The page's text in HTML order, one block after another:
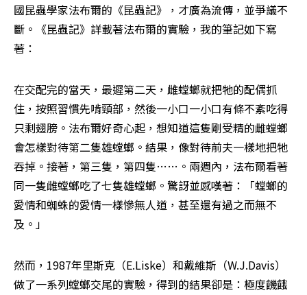
國昆蟲學家法布爾的《昆蟲記》，才廣為流傳，並爭議不
斷。《昆蟲記》詳載著法布爾的實驗，我的筆記如下寫
著：
在交配完的當天，最遲第二天，雌螳螂就把牠的配偶抓
住，按照習慣先啃頸部，然後一小口一小口有條不紊吃得
只剩翅膀。法布爾好奇心起，想知道這隻剛受精的雌螳螂
會怎樣對待第二隻雄螳螂。結果，像對待前夫一樣地把牠
吞掉。接著，第三隻，第四隻……。兩週內，法布爾看著
同一隻雌螳螂吃了七隻雄螳螂。驚訝並感嘆著：「螳螂的
愛情和蜘蛛的愛情一樣慘無人道，甚至還有過之而無不
及。」
然而，1987年里斯克（E.Liske）和戴維斯（W.J.Davis）
做了一系列螳螂交尾的實驗，得到的結果卻是：極度饑餓